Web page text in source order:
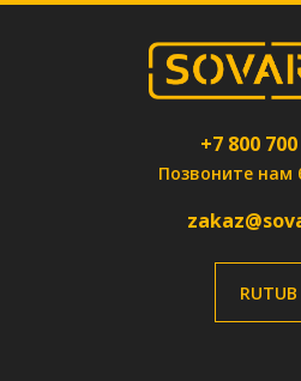
+7 800
Позвоните нам
RUTUB